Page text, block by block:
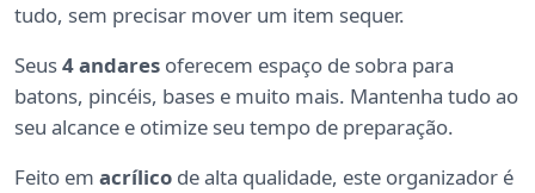
tudo, sem precisar mover um item sequer.
Seus4 andares oferecem espaço de sobra para
batons, pincéis, bases e muito mais. Mantenha tudo ao
seu alcance e otimize seu tempo de preparação.
Feito em acrílico de alta qualidade, este organizador é